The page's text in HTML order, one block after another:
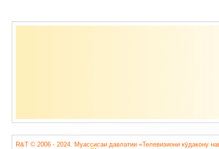
Содержимое
R&T © 2006 - 2024. Муассисаи давлатии «Телевизиони кӯдакону